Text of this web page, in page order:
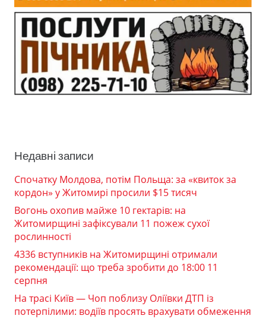
Недавні записи
Спочатку Молдова, потім Польща: за «квиток за
кордон» у Житомирі просили $15 тисяч
Вогонь охопив майже 10 гектарів: на
Житомирщині зафіксували 11 пожеж сухої
рослинності
4336 вступників на Житомирщині отримали
рекомендації: що треба зробити до 18:00 11
серпня
На трасі Київ — Чоп поблизу Оліївки ДТП із
потерпілими: водіїв просять врахувати обмеження